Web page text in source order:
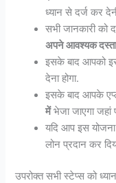
ध्यान से दर्ज कर
सभी जानकारी को
अपने आवश्यक
इसके बाद आपको
देना होगा.
इसके बाद आपके
मेंभेजा जाएगा
यदि आप इस
लोन प्रदान कर
उपरोक्त सभी स्टेप्स को